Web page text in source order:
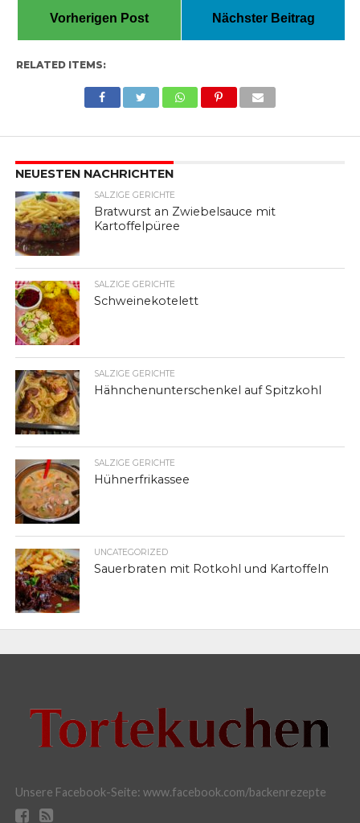
Vorherigen Post Nächster Beitrag
RELATED ITEMS:
NEUESTEN NACHRICHTEN
SALZIGE GERICHTE
Bratwurst an Zwiebelsauce mit
Kartoffelpüree
SALZIGE GERICHTE
Schweinekotelett
SALZIGE GERICHTE
Hähnchenunterschenkel auf Spitzkohl
SALZIGE GERICHTE
Hühnerfrikassee
UNCATEGORIZED
Sauerbraten mit Rotkohl und Kartoffeln
Unsere Facebook-Seite: www.facebook.com/backenrezepte